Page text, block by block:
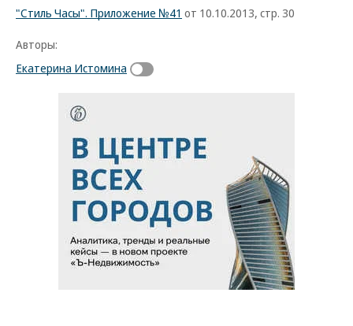
"Стиль Часы". Приложение №41 от 10.10.2013, стр. 30
Авторы:
Екатерина Истомина